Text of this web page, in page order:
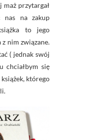
przytargał
nas na zakup
to jego
nim związane.
( jednak swój
chciałbym się
którego